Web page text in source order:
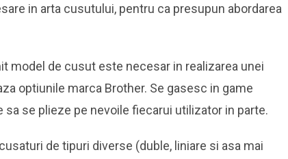
in arta cusutului, pentru ca presupun abordarea
model de cusut este necesar in realizarea unei
optiunile marca Brother. Se gasesc in game
se plieze pe nevoile fiecarui utilizator in parte.
de tipuri diverse (duble, liniare si asa mai